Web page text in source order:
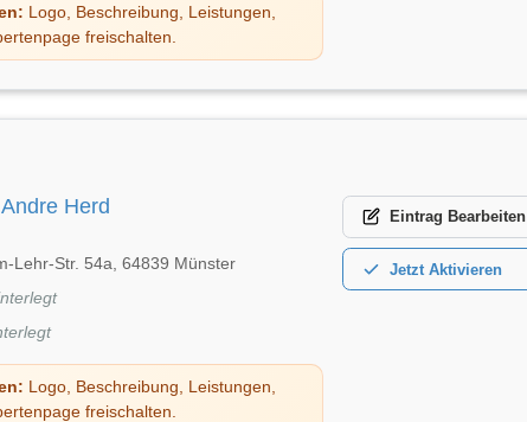
Logo, Beschreibung, Leistungen,
freischalten.
Herd
Lehr-Str. 54a, 64839 Münster
Logo, Beschreibung, Leistungen,
freischalten.
Eintrag Bearbeiten
Jetzt Aktivieren